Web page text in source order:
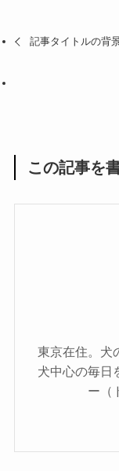
記事タイトルの背
この記事を
東京在住。犬
犬中心の毎日
ー（